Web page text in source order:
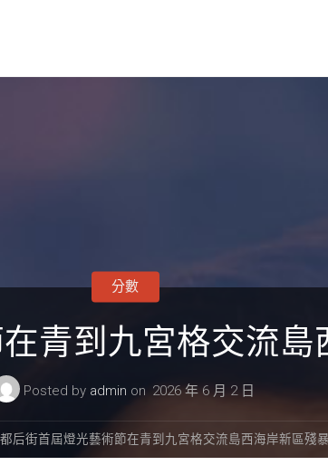
青到九宮格交流
Posted by admin on 2026 年 6 月 2 日
分數
后街首屆燈光藝術節在青到九宮格交流島西海岸新區殘